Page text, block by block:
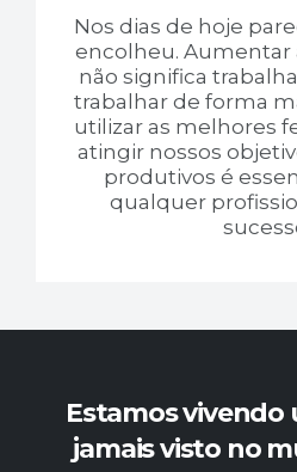
Nos dias de hoje
encolheu. Aumentar
não significa
trabalhar de forma
utilizar as melhores
atingir nossos
produtivos é
qualquer
Estamos
jamais visto no